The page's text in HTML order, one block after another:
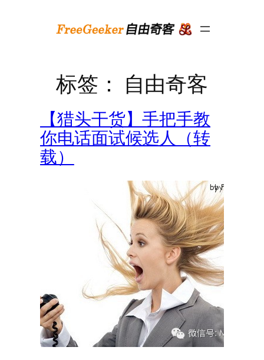
标签： 自由奇客
【猎头干货】手把手教
你电话面试候选人（转
载）